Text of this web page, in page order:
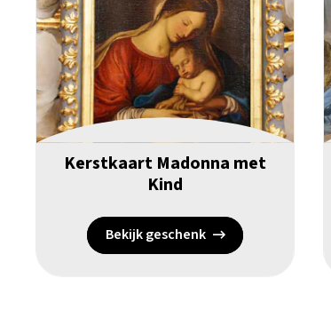
Kerstkaart Madonna met
Kind
Bekijk geschenk